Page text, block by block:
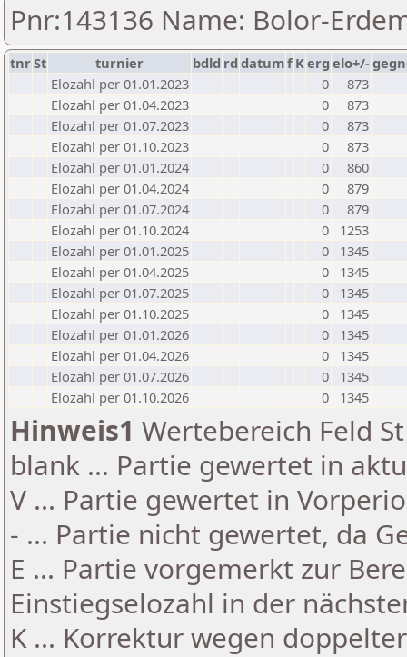
Pnr:143136 Name: Bolor-
tnrSt turnier bdld rd datumf Kerg elo+/-
Elozahl per 01.01.2023
0
873
Elozahl per 01.04.2023
0
873
Elozahl per 01.07.2023
0
873
Elozahl per 01.10.2023
0
873
Elozahl per 01.01.2024
0
860
Elozahl per 01.04.2024
0
879
Elozahl per 01.07.2024
0
879
Elozahl per 01.10.2024
0
1253
Elozahl per 01.01.2025
0
1345
Elozahl per 01.04.2025
0
1345
Elozahl per 01.07.2025
0
1345
Elozahl per 01.10.2025
0
1345
Elozahl per 01.01.2026
0
1345
Elozahl per 01.04.2026
0
1345
Elozahl per 01.07.2026
0
1345
Elozahl per 01.10.2026
0 1345
Hinweis1 Wertebereich Feld
blank ... Partie gewertet in
V ... Partie gewertet in
- ... Partie nicht gewertet, da
E ... Partie vorgemerkt zur
Einstiegselozahl in der
K ... Korrektur wegen